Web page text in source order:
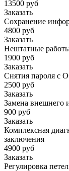
13500 руб
Заказать
Сохранение
4800 руб
Заказать
Нештатные
1900 руб
Заказать
Снятия пароля с
2500 руб
Заказать
Замена внешнего
900 руб
Заказать
Комплексная
заключения
4900 руб
Заказать
Регулировка